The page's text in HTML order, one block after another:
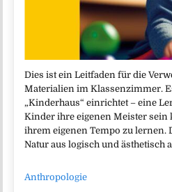
Dies ist ein Leitfaden für die
Materialien im Klassenzimmer.
„Kinderhaus“ einrichtet – eine
Kinder ihre eigenen Meister
ihrem eigenen Tempo zu lernen.
Natur aus logisch und ästhetisch
Anthropologie